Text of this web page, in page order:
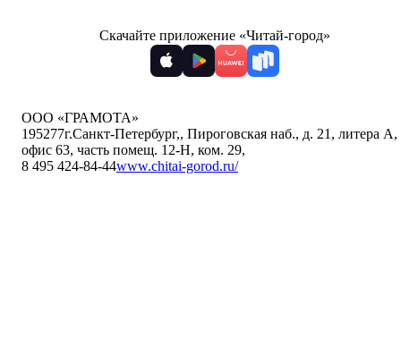
Скачайте приложение «Читай-город»
ООО «ГРАМОТА»
195277г.Санкт-Петербург,, Пироговская наб., д. 21, литера А,
офис 63, часть помещ. 12-Н, ком. 29,
8 495 424-84-44www.chitai-gorod.ru/